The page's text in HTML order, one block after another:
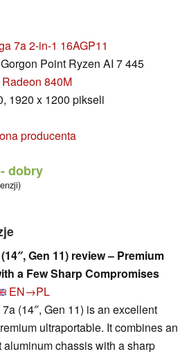
7a 2-in-1 16AGP11
Point Ryzen AI 7 445
840M
1920 x 1200 pikseli
producenta
- dobry
Gen 11) review – Premium
a Few Sharp Compromises
EN→PL
(14″, Gen 11) is an excellent
ultraportable. It combines an
chassis with a sharp